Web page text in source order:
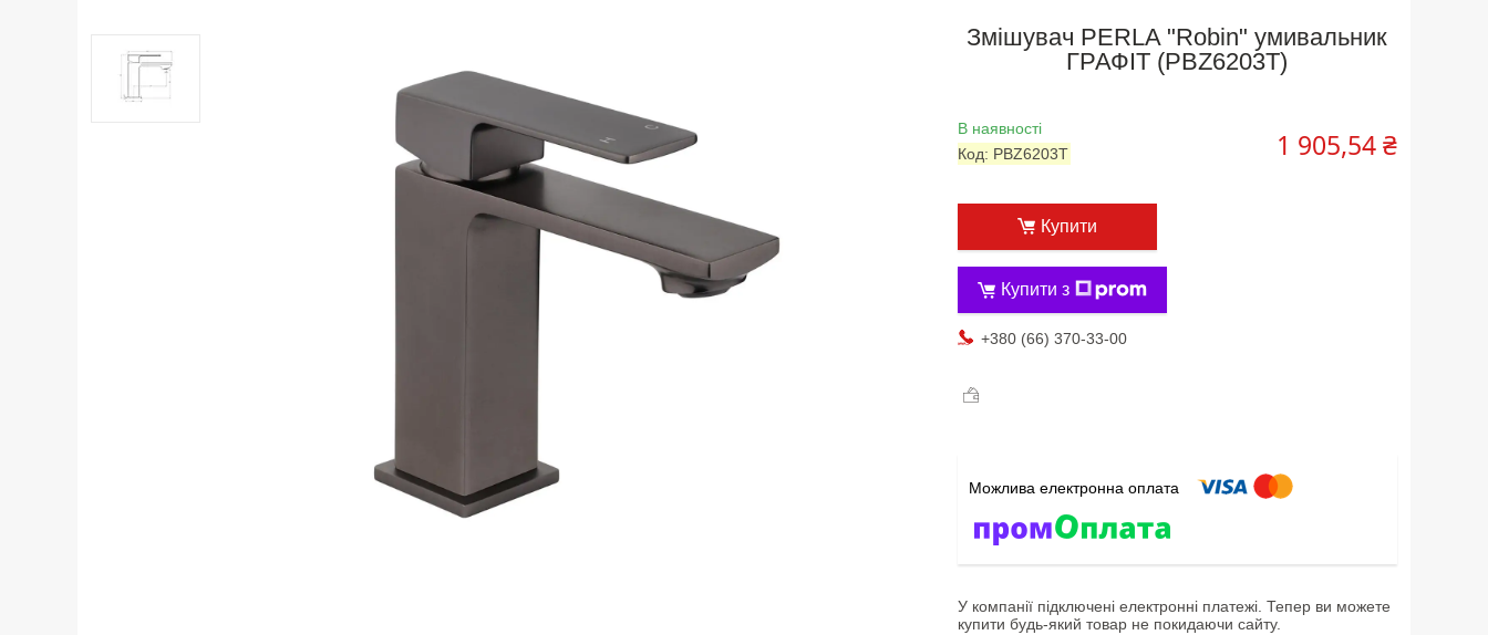
Змішувач PERLA "Robin" умивальник
ГРАФІТ (PBZ6203T)
В наявності
Код: PBZ6203T 1 905,54 ₴
Купити
Купити з
+380 (66) 370-33-00
У компанії підключені електронні платежі. Тепер ви можете
купити будь-який товар не покидаючи сайту.